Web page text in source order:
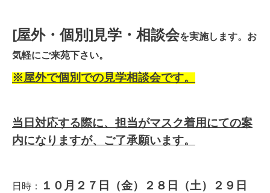
[屋外・個別]見学・相談会を実施します。お
気軽にご来苑下さい。
※屋外で個別での見学相談会です。
当日対応する際に、担当がマスク着用にての案
内になりますが、ご了承願います。
日時：
１０月２７日（金）２８日（土）２９日